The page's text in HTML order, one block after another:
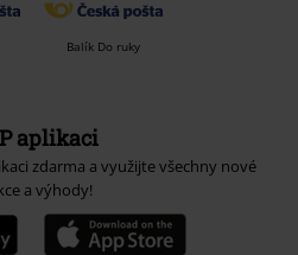
Balík Do ruky
aplikaci
zdarma a využijte všechny nové
a výhody!